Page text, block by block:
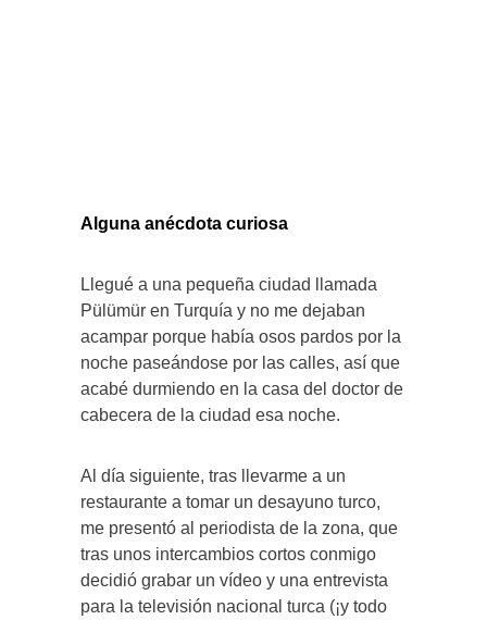
Alguna anécdota curiosa
Llegué a una pequeña ciudad llamada
Pülümür en Turquía y no me dejaban
acampar porque había osos pardos por la
noche paseándose por las calles, así que
acabé durmiendo en la casa del doctor de
cabecera de la ciudad esa noche.
Al día siguiente, tras llevarme a un
restaurante a tomar un desayuno turco,
me presentó al periodista de la zona, que
tras unos intercambios cortos conmigo
decidió grabar un vídeo y una entrevista
para la televisión nacional turca (¡y todo